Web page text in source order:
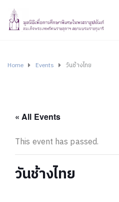
Home Events วันช้างไทย
« All Events
This event has passed.
วันช้างไทย